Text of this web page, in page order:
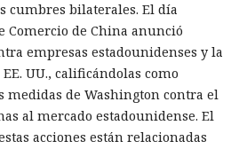
cumbres bilaterales. El día
de China anunció
empresas estadounidenses y la
UU., calificándolas como
medidas de Washington contra el
al mercado estadounidense. El
acciones están relacionadas